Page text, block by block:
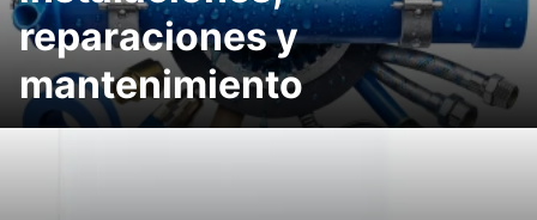
reparaciones y
mantenimiento